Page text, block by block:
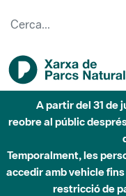
A partir del 31 de
reobre al públic
Temporalment, les
accedir amb vehicle
restricció de